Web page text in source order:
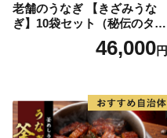
老舗のうなぎ 【きざみうな
ぎ】10袋セット（秘伝のタレ
46,000円